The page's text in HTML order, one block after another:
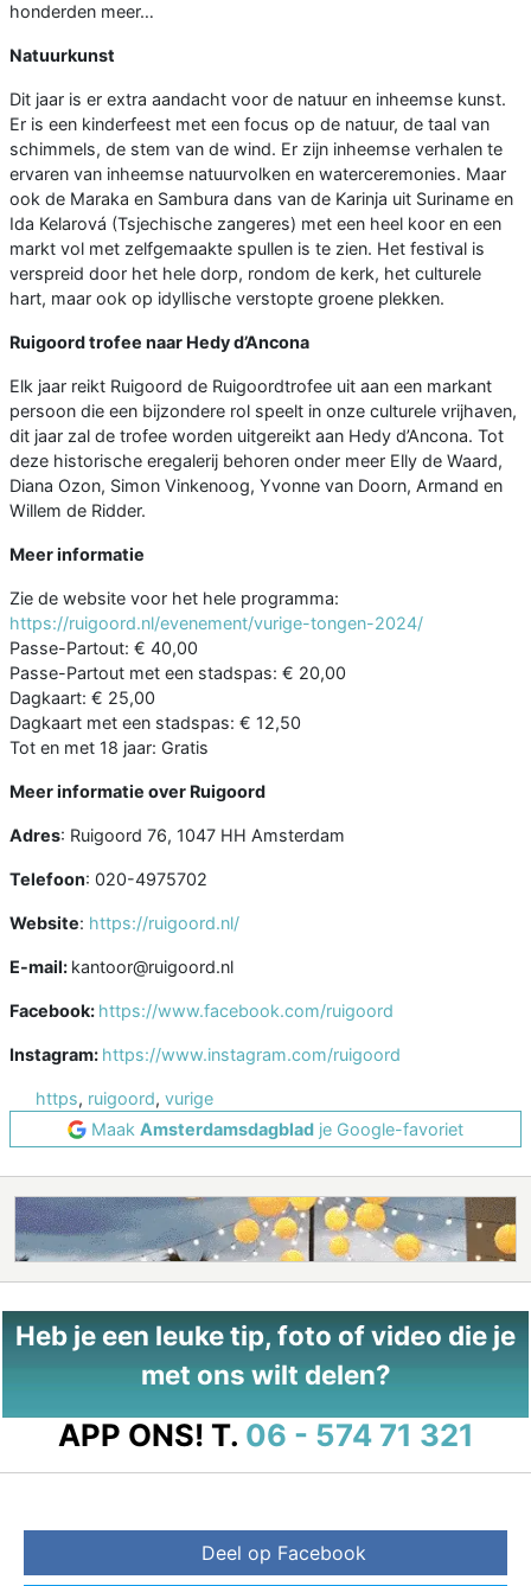
honderden meer…
Natuurkunst
Dit jaar is er extra aandacht voor de natuur en inheemse kunst.
Er is een kinderfeest met een focus op de natuur, de taal van
schimmels, de stem van de wind. Er zijn inheemse verhalen te
ervaren van inheemse natuurvolken en waterceremonies. Maar
ook de Maraka en Sambura dans van de Karinja uit Suriname en
Ida Kelarová (Tsjechische zangeres) met een heel koor en een
markt vol met zelfgemaakte spullen is te zien. Het festival is
verspreid door het hele dorp, rondom de kerk, het culturele
hart, maar ook op idyllische verstopte groene plekken.
Ruigoord trofee naar Hedy d’Ancona
Elk jaar reikt Ruigoord de Ruigoordtrofee uit aan een markant
persoon die een bijzondere rol speelt in onze culturele vrijhaven,
dit jaar zal de trofee worden uitgereikt aan Hedy d’Ancona. Tot
deze historische eregalerij behoren onder meer Elly de Waard,
Diana Ozon, Simon Vinkenoog, Yvonne van Doorn, Armand en
Willem de Ridder.
Meer informatie
Zie de website voor het hele programma:
https://ruigoord.nl/evenement/vurige-tongen-2024/
Passe-Partout: € 40,00
Passe-Partout met een stadspas: € 20,00
Dagkaart: € 25,00
Dagkaart met een stadspas: € 12,50
Tot en met 18 jaar: Gratis
Meer informatie over Ruigoord
Adres: Ruigoord 76, 1047 HH Amsterdam
Telefoon: 020-4975702
Website: https://ruigoord.nl/
E-mail: kantoor@ruigoord.nl
Facebook: https://www.facebook.com/ruigoord
Instagram: https://www.instagram.com/ruigoord
https, ruigoord, vurige
Maak Amsterdamsdagblad je Google-favoriet
Heb je een leuke tip, foto of video die je
met ons wilt delen?
APP ONS! T. 06 - 574 71 321
Deel op Facebook